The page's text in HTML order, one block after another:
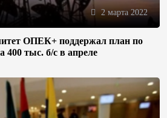
2 марта 2022
ОПЕК+ поддержал план по
400 тыс. б/с в апреле